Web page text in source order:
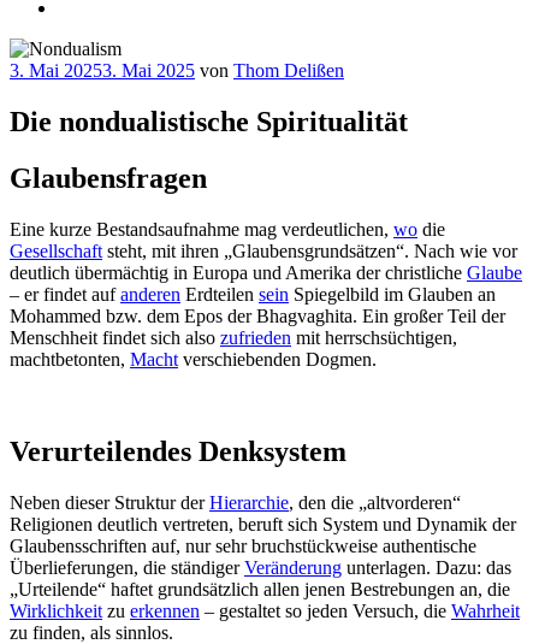
Veröffentlicht
3. Mai 20253. Mai 2025 von Thom Delißen
Die nondualistische Spiritualität
Glaubensfragen
Eine kurze Bestandsaufnahme mag verdeutlichen, wo die
Gesellschaft steht, mit ihren „Glaubensgrundsätzen“. Nach wie vor
deutlich übermächtig in Europa und Amerika der christliche Glaube
– er findet aufanderen Erdteilen sein Spiegelbild im Glauben an
Mohammed bzw. dem Epos der Bhagvaghita. Ein großer Teil der
Menschheit findet sich also zufrieden mit herrschsüchtigen,
machtbetonten, Macht verschiebenden Dogmen.
Verurteilendes Denksystem
Neben dieser Struktur derHierarchie, den die „altvorderen“
Religionen deutlich vertreten, beruft sich System und Dynamik der
Glaubensschriften auf, nur sehr bruchstückweise authentische
Überlieferungen, die ständigerVeränderung unterlagen. Dazu: das
„Urteilende“ haftet grundsätzlich allen jenen Bestrebungen an, die
Wirklichkeit zu erkennen – gestaltet so jeden Versuch, die Wahrheit
zu finden, als sinnlos.